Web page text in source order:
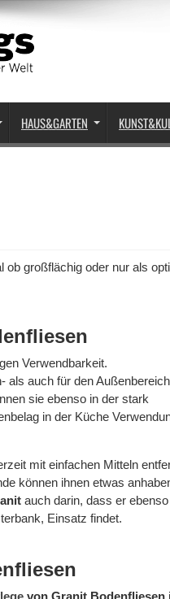
HAUS&GARTEN
ob großflächig oder nur als
Verwendbarkeit.
als auch für den Außenbereich
sie ebenso in der stark
in der Küche
mit einfachen Mitteln
können ihnen etwas
auch darin, dass er
Einsatz findet.
von Granit Bodenfliesen